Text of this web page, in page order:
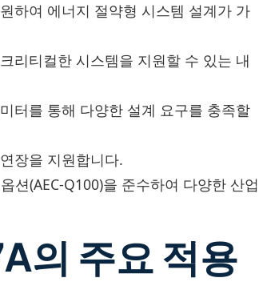
하여 에너지 절약형 시스템 설계가 가
리티컬한 시스템을 지원할 수 있는 내
터를 통해 다양한 설계 요구를 충족할
장을 지원합니다.
션(AEC-Q100)을 준수하여 다양한 산업
의 주요 적용